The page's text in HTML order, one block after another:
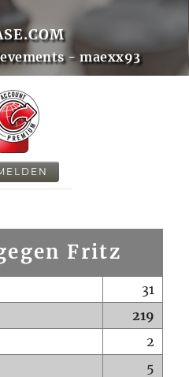
- maexx93
Fritz
31
219
2
5